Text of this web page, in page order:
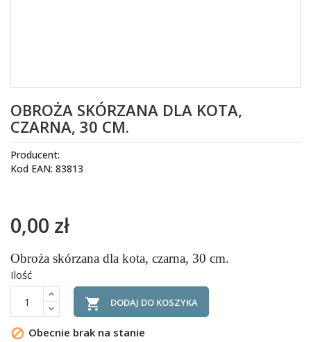
OBROŻA SKÓRZANA DLA KOTA,
CZARNA, 30 CM.
Producent:
Kod EAN: 83813
0,00 zł
Obroża skórzana dla kota, czarna, 30 cm.
Ilość
 DODAJ DO KOSZYKA
 Obecnie brak na stanie